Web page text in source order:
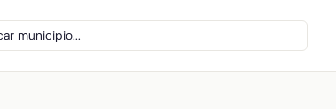
municipio...